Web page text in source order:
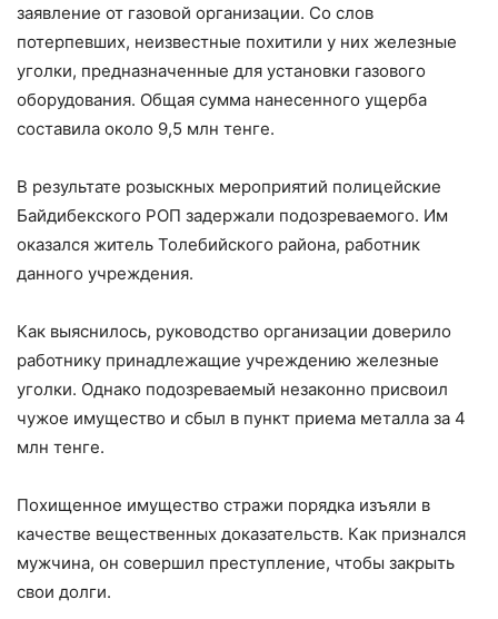
заявление от газовой организации. Со слов
потерпевших, неизвестные похитили у них железные
уголки, предназначенные для установки газового
оборудования. Общая сумма нанесенного ущерба
составила около 9,5 млн тенге.
В результате розыскных мероприятий полицейские
Байдибекского РОП задержали подозреваемого. Им
оказался житель Толебийского района, работник
данного учреждения.
Как выяснилось, руководство организации доверило
работнику принадлежащие учреждению железные
уголки. Однако подозреваемый незаконно присвоил
чужое имущество и сбыл в пункт приема металла за 4
млн тенге.
Похищенное имущество стражи порядка изъяли в
качестве вещественных доказательств. Как признался
мужчина, он совершил преступление, чтобы закрыть
свои долги.